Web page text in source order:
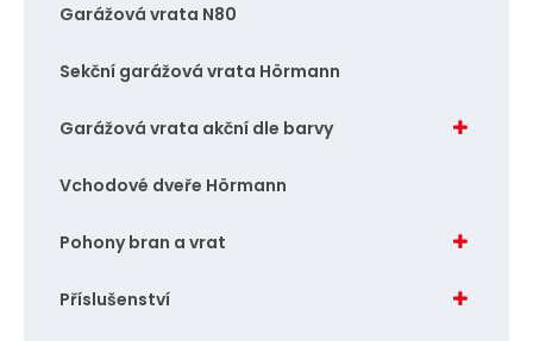
Garážová vrata N80
Sekční garážová vrata Hörmann
Garážová vrata akční dle barvy
Vchodové dveře Hörmann
Pohony bran a vrat
Příslušenství